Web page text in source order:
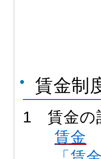
賃金制
1 賃金の
賃金